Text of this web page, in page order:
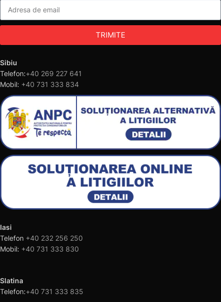
TRIMITE
Sibiu
Telefon:+40 269 227 641
Mobil: +40 731 333 834
Iasi
Telefon +40 232 256 250
Mobil: +40 731 333 830
Slatina
Telefon:+40 731 333 835